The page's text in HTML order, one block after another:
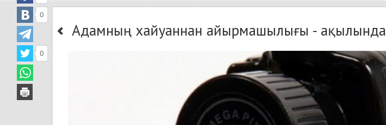
Адамның хайуаннан айырмашылығы - ақылында
0
0